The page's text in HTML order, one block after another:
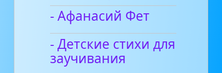
- Афанасий Фет
- Детские стихи для
заучивания